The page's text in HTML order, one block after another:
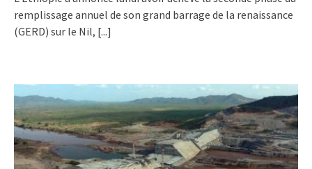
remplissage annuel de son grand barrage de la renaissance
(GERD) sur le Nil, [...]